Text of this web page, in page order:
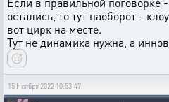
остались, то тут наоборот -
вот цирк на месте.
Тут не динамика нужна, а
15 Ноября 2022 10:53:47